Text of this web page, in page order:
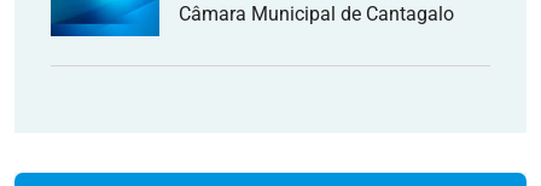
Câmara Municipal de Cantagalo